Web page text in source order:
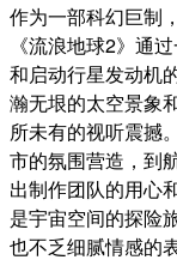
作为一部科幻巨制
《流浪地球2》通
和启动行星发动机
瀚无垠的太空景象
所未有的视听震撼
市的氛围营造，到
出制作团队的用心
是宇宙空间的探险
也不乏细腻情感的表